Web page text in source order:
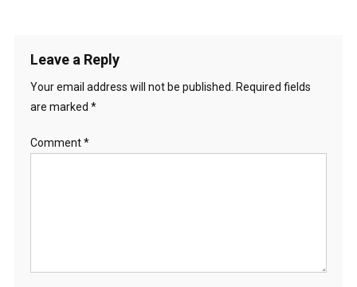
Leave a Reply
Your email address will not be published.
Required fields
are marked *
Comment*